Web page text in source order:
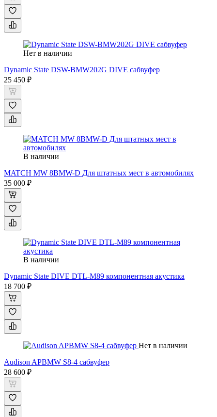
Нет в наличии
Dynamic State DSW-BMW202G DIVE сабвуфер
25 450 ₽
В наличии
MATCH MW 8BMW-D Для штатных мест в автомобилях
35 000 ₽
В наличии
Dynamic State DIVE DTL-M89 компонентная акустика
18 700 ₽
Нет в наличии
Audison APBMW S8-4 сабвуфер
28 600 ₽